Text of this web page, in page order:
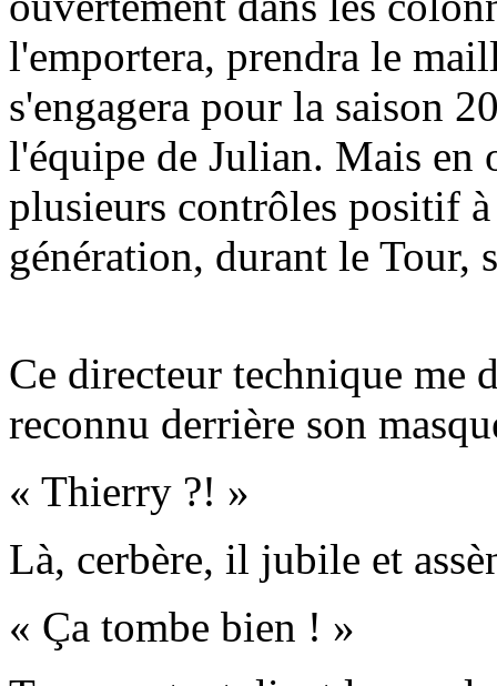
l'emportera, prendra le
s'engagera pour la saison
l'équipe de Julian. Mais en
plusieurs contrôles positif
génération, durant le Tour,
Ce directeur technique me
reconnu derrière son
« Thierry ?! »
Là, cerbère, il jubile et
« Ça tombe bien ! »